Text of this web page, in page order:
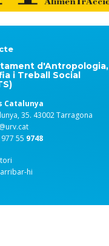
d'Antropologia,
i Treball Social
Catalunya
35. 43002 Tarragona
55 9748
hi